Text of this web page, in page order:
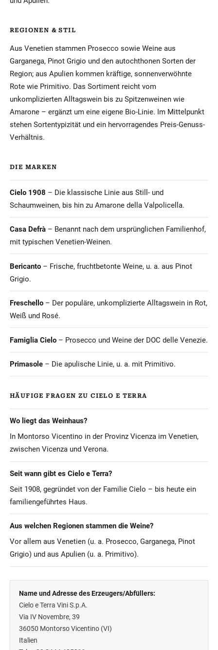
REGIONEN & STIL
Aus Venetien stammen Prosecco sowie Weine aus
Garganega, Pinot Grigio und den autochthonen Sorten der
Region; aus Apulien kommen kräftige, sonnenverwöhnte
Rote wie Primitivo. Das Sortiment reicht vom
unkomplizierten Alltagswein bis zu Spitzenweinen wie
Amarone – ergänzt um eine eigene Bio-Linie. Im Mittelpunkt
stehen Sortentypizität und ein hervorragendes Preis-Genuss-
Verhältnis.
DIE MARKEN
Cielo 1908 – Die klassische Linie aus Still- und
Schaumweinen, bis hin zu Amarone della Valpolicella.
Casa Defrà – Benannt nach dem ursprünglichen Familienhof,
mit typischen Venetien-Weinen.
Bericanto – Frische, fruchtbetonte Weine, u. a. aus Pinot
Grigio.
Freschello – Der populäre, unkomplizierte Alltagswein in Rot,
Weiß und Rosé.
Famiglia Cielo – Prosecco und Weine der DOC delle Venezie.
Primasole – Die apulische Linie, u. a. mit Primitivo.
HÄUFIGE FRAGEN ZU CIELO E TERRA
Wo liegt das Weinhaus?
In Montorso Vicentino in der Provinz Vicenza im Venetien,
zwischen Vicenza und Verona.
Seit wann gibt es Cielo e Terra?
Seit 1908, gegründet von der Familie Cielo – bis heute ein
familiengeführtes Haus.
Aus welchen Regionen stammen die Weine?
Vor allem aus Venetien (u. a. Prosecco, Garganega, Pinot
Grigio) und aus Apulien (u. a. Primitivo).
Name und Adresse des Erzeugers/Abfüllers:
Cielo e Terra Vini S.p.A.
Via IV Novembre, 39
36050 Montorso Vicentino (VI)
Italien